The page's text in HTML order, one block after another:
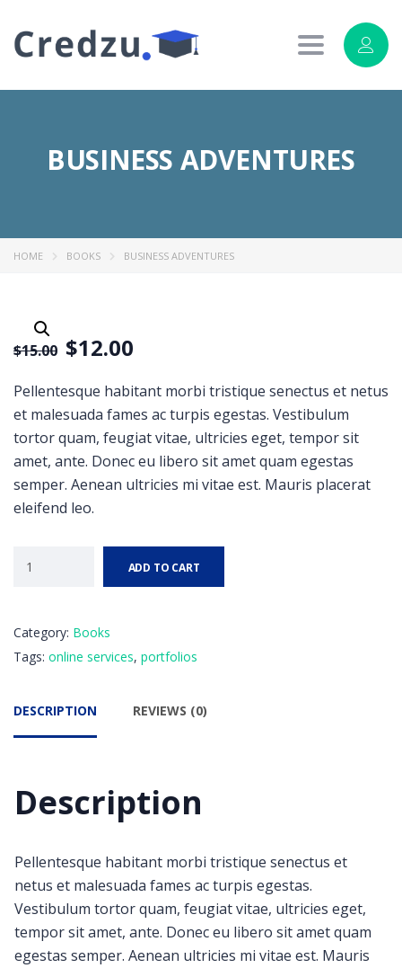
Toggle
BUSINESS ADVENTURES
HOME BOOKS BUSINESS ADVENTURES
$15.00 $12.00
Pellentesque habitant morbi tristique senectus et netus
et malesuada fames ac turpis egestas. Vestibulum
tortor quam, feugiat vitae, ultricies eget, tempor sit
amet, ante. Donec eu libero sit amet quam egestas
semper. Aenean ultricies mi vitae est. Mauris placerat
eleifend leo.
ADD TO CART
Category: Books
Tags: online services, portfolios
DESCRIPTION REVIEWS (0)
Description
Pellentesque habitant morbi tristique senectus et
netus et malesuada fames ac turpis egestas.
Vestibulum tortor quam, feugiat vitae, ultricies eget,
tempor sit amet, ante. Donec eu libero sit amet quam
egestas semper. Aenean ultricies mi vitae est. Mauris